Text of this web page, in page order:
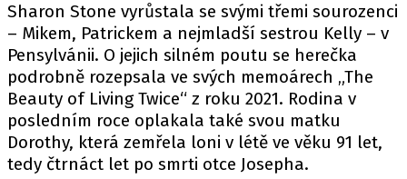
Sharon Stone vyrůstala se svými třemi sourozenci
– Mikem, Patrickem a nejmladší sestrou Kelly – v
Pensylvánii. O jejich silném poutu se herečka
podrobně rozepsala ve svých memoárech „The
Beauty of Living Twice“ z roku 2021. Rodina v
posledním roce oplakala také svou matku
Dorothy, která zemřela loni v létě ve věku 91 let,
tedy čtrnáct let po smrti otce Josepha.